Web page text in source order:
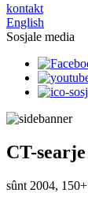
kontakt
English
Sosjale media
CT-searje
sûnt 2004,